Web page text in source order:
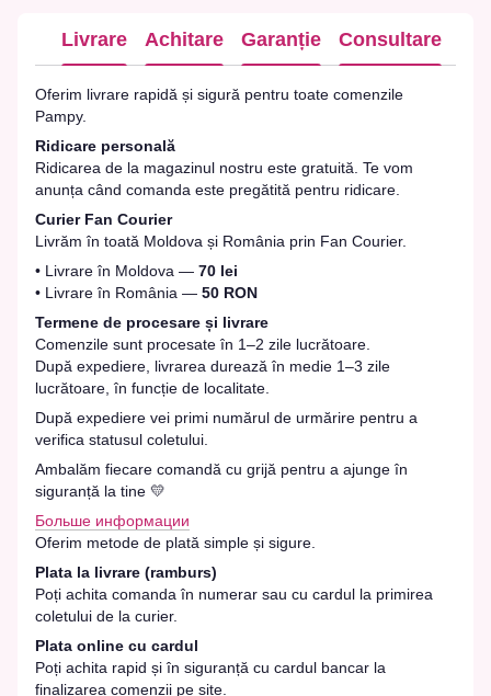
Livrare Achitare Garanție Consultare
Oferim livrare rapidă și sigură pentru toate comenzile
Pampy.
Ridicare personală
Ridicarea de la magazinul nostru este gratuită. Te vom
anunța când comanda este pregătită pentru ridicare.
Curier Fan Courier
Livrăm în toată Moldova și România prin Fan Courier.
• Livrare în Moldova — 70 lei
• Livrare în România — 50 RON
Termene de procesare și livrare
Comenzile sunt procesate în 1–2 zile lucrătoare.
După expediere, livrarea durează în medie 1–3 zile
lucrătoare, în funcție de localitate.
După expediere vei primi numărul de urmărire pentru a
verifica statusul coletului.
Ambalăm fiecare comandă cu grijă pentru a ajunge în
siguranță la tine 💛
Больше информации
Oferim metode de plată simple și sigure.
Plata la livrare (ramburs)
Poți achita comanda în numerar sau cu cardul la primirea
coletului de la curier.
Plata online cu cardul
Poți achita rapid și în siguranță cu cardul bancar la
finalizarea comenzii pe site.